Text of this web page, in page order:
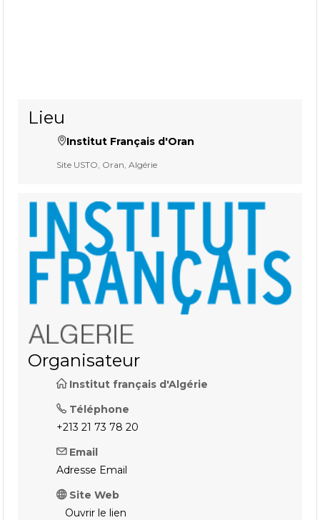
Lieu
Institut Français d'Oran
Site USTO, Oran, Algérie
Organisateur
Institut français d'Algérie
Téléphone
+213 21 73 78 20
Email
Adresse Email
Site Web
Ouvrir le lien